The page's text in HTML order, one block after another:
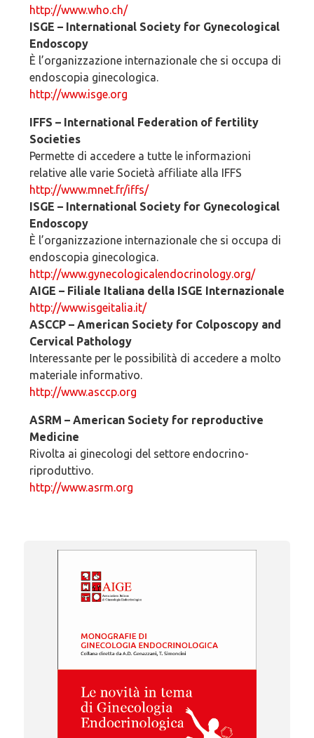
http://www.who.ch/
ISGE – International Society for Gynecological
Endoscopy
È l’organizzazione internazionale che si occupa di
endoscopia ginecologica.
http://www.isge.org
IFFS – International Federation of fertility
Societies
Permette di accedere a tutte le informazioni
relative alle varie Società affiliate alla IFFS
http://www.mnet.fr/iffs/
ISGE – International Society for Gynecological
Endoscopy
È l’organizzazione internazionale che si occupa di
endoscopia ginecologica.
http://www.gynecologicalendocrinology.org/
AIGE – Filiale Italiana della ISGE Internazionale
http://www.isgeitalia.it/
ASCCP – American Society for Colposcopy and
Cervical Pathology
Interessante per le possibilità di accedere a molto
materiale informativo.
http://www.asccp.org
ASRM – American Society for reproductive
Medicine
Rivolta ai ginecologi del settore endocrino-
riproduttivo.
http://www.asrm.org